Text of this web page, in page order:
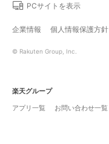
PCサイトを表示
企業情報 個人情報保護方針
© Rakuten Group, Inc.
楽天グループ
アプリ一覧
お問い合わせ一覧